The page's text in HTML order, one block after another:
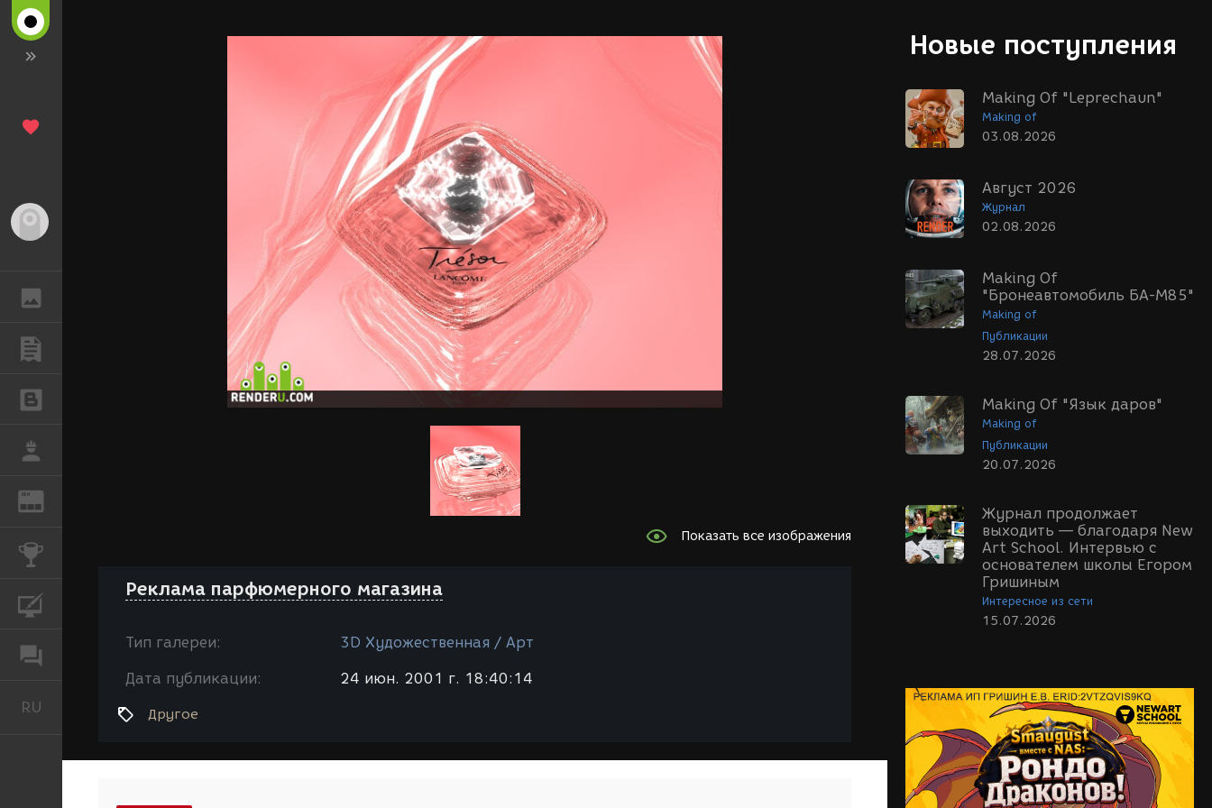
REN
RU
Новые поступления
Making Of "Leprechaun"
Making of
03.08.2026
Август 2026
Журнал
02.08.2026
Making Of
"Бронеавтомобиль БА-М85"
Making of
Публикации
28.07.2026
Making Of "Язык даров"
Making of
Публикации
20.07.2026
Журнал продолжает
выходить — благодаря New
Art School. Интервью с
основателем школы Егором
Гришиным
Интересное из сети
15.07.2026
Показать все изображения
Реклама парфюмерного магазина
Тип галереи: 3D Художественная / Арт
Дата публикации: 24 июн. 2001 г. 18:40:14
Другое